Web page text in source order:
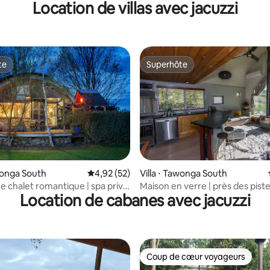
Location de villas avec jacuzzi
la base de 32 commentaires : 4,88 sur 5
South Évaluation moyenne sur la base de 52
4,92 (52)
chalet romantique | spa privé
Superhôte
Superhôte
Villa ⋅ Tawonga South
Maison en verre | près des
des panoramas | spa et
Location de cabanes avec jacuzzi
Coup de cœur voyageurs
Coup de cœur voyageurs